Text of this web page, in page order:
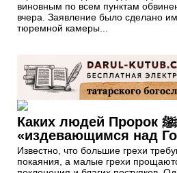
виновным по всем пунктам
вчера. Заявление было сделано
тюремной камеры...
Каких людей Пророк ﷺ приравнял к
«издевающимся над
Известно, что большие грехи
покаяния, а малые грехи